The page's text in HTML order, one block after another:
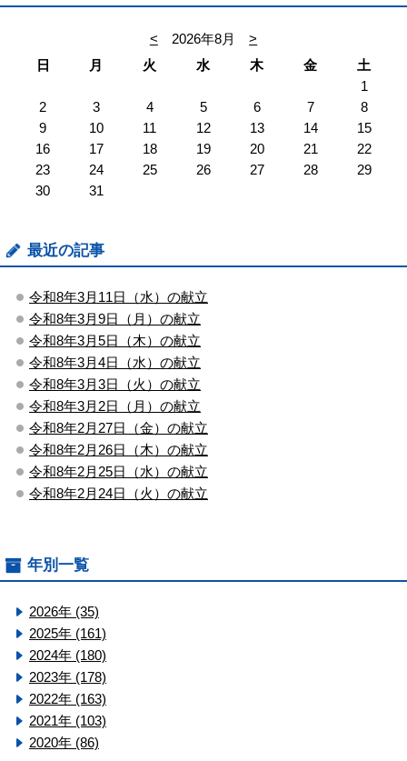
< 2026年8月
>
日
月 火 水 木 金
土
1
2
3 4 5 6 7
8
9
10 11 12 13 14
15
16
17 18 19 20 21
22
23
24 25 26 27 28
29
30
31
最近の記事
令和8年3月11日（水）の献立
令和8年3月9日（月）の献立
令和8年3月5日（木）の献立
令和8年3月4日（水）の献立
令和8年3月3日（火）の献立
令和8年3月2日（月）の献立
令和8年2月27日（金）の献立
令和8年2月26日（木）の献立
令和8年2月25日（水）の献立
令和8年2月24日（火）の献立
年別一覧
2026年 (35)
2025年 (161)
2024年 (180)
2023年 (178)
2022年 (163)
2021年 (103)
2020年 (86)